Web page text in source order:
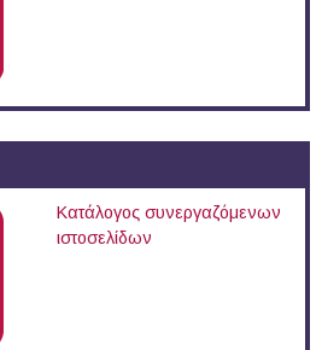
Κατάλογος συνεργαζόμενων
ιστοσελίδων